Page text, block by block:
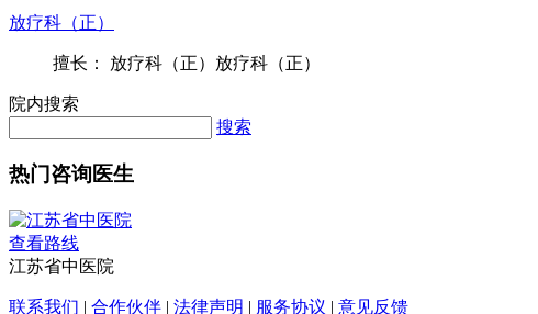
放疗科（正）
擅长： 放疗科（正）放疗科（正）
院内搜索
搜索
热门咨询医生
查看路线
江苏省中医院
联系我们 | 合作伙伴 | 法律声明 | 服务协议 | 意见反馈